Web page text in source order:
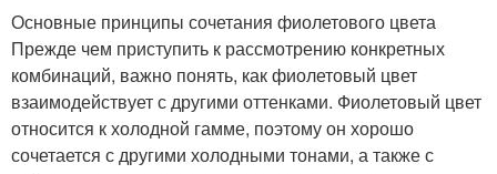
Основные принципы сочетания фиолетового цвета
Прежде чем приступить к рассмотрению конкретных
комбинаций, важно понять, как фиолетовый цвет
взаимодействует с другими оттенками. Фиолетовый цвет
относится к холодной гамме, поэтому он хорошо
сочетается с другими холодными тонами, а также с